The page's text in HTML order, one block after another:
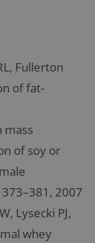
Fullerton
of fat-
mass
of soy or
2007
Lysecki PJ,
whey